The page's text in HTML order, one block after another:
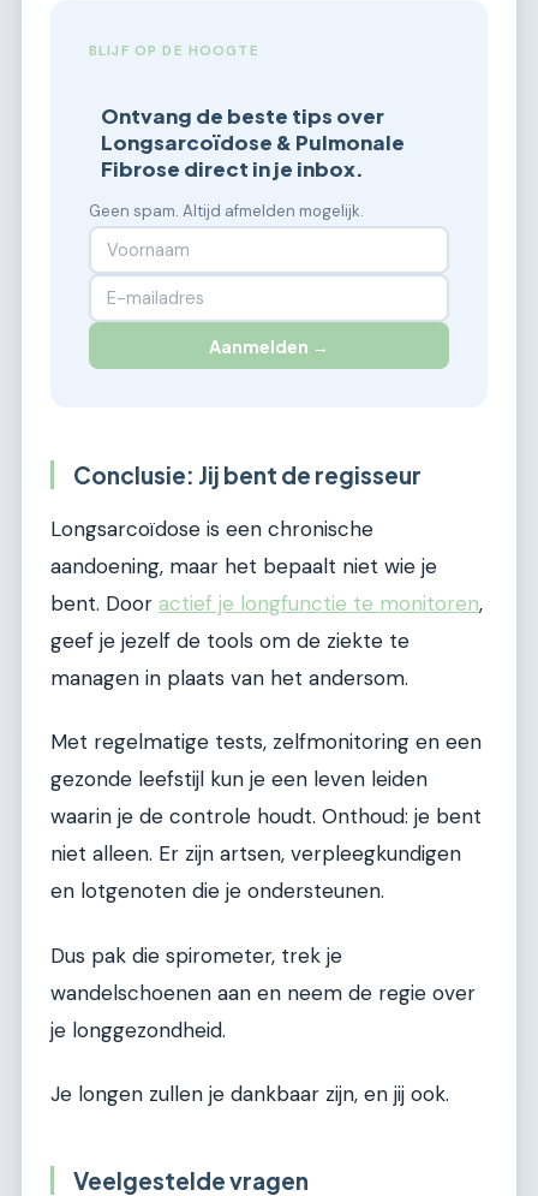
BLIJF OP DE HOOGTE
Ontvang de beste tips over
Longsarcoïdose & Pulmonale
Fibrose direct in je inbox.
Geen spam. Altijd afmelden mogelijk.
Aanmelden →
Conclusie: Jij bent de regisseur
Longsarcoïdose is een chronische
aandoening, maar het bepaalt niet wie je
bent. Door actief je longfunctie te monitoren,
geef je jezelf de tools om de ziekte te
managen in plaats van het andersom.
Met regelmatige tests, zelfmonitoring en een
gezonde leefstijl kun je een leven leiden
waarin je de controle houdt. Onthoud: je bent
niet alleen. Er zijn artsen, verpleegkundigen
en lotgenoten die je ondersteunen.
Dus pak die spirometer, trek je
wandelschoenen aan en neem de regie over
je longgezondheid.
Je longen zullen je dankbaar zijn, en jij ook.
Veelgestelde vragen